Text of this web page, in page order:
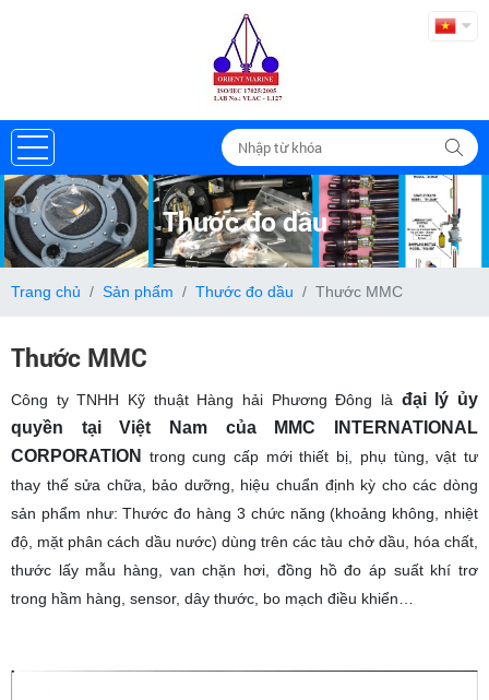
Thước đo dầu
Trang chủ Sản phẩm Thước đo dầu Thước MMC
Thước MMC
Công ty TNHH Kỹ thuật Hàng hải Phương Đông là đại lý ủy
quyền tại Việt Nam của MMC INTERNATIONAL
CORPORATION
trong cung cấp mới thiết bị, phụ tùng, vật tư
thay thế sửa chữa, bảo dưỡng, hiệu chuẩn định kỳ cho các dòng
sản phẩm như: Thước đo hàng 3 chức năng (khoảng không, nhiệt
độ, mặt phân cách dầu nước) dùng trên các tàu chở dầu, hóa chất,
thước lấy mẫu hàng, van chặn hơi, đồng hồ đo áp suất khí trơ
trong hầm hàng, sensor, dây thước, bo mạch điều khiển…